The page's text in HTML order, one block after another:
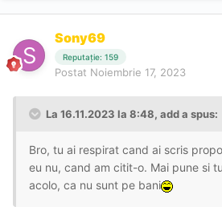
Sony69
Reputație: 159
Postat Noiembrie 17, 2023
La 16.11.2023 la 8:48, adda spus:
Bro, tu ai respirat cand ai scris
eu nu, cand am citit-o. Mai pune si
acolo, ca nu sunt pe bani